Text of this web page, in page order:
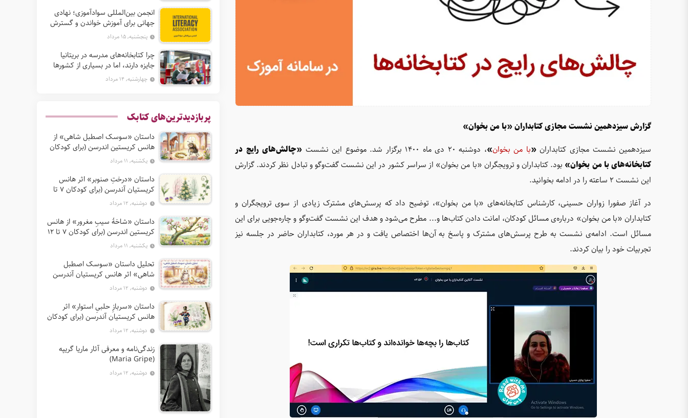
گزارش سیزدهمین نشست مجازی کتابداران «با من بخوان»
سیزدهمین نشست مجازی کتابداران«با من بخوان»، دوشنبه 20 دی ماه 1400 برگزار شد. موضوع این نشست
«چالش‌های رایج در
کتابخانه‌های با من بخوان» بود. کتابداران و ترویجگران «با من بخوان» از سراسر کشور در این نشست گفت‌وگو و تبادل نظر کردند. گزارش
این نشست 2 ساعته را در ادامه بخوانید.
در آغاز صفورا زواران حسینی، کارشناس کتابخانه‌های «با من بخوان»، توضیح داد که پرسش‌های مشترک زیادی از سوی ترویجگران و
کتابداران «با من بخوان» درباره‌ی مسائل کودکان، امانت دادن کتاب‌ها و... مطرح می‌شود و هدف این نشست گفت‌وگو و چاره‌جویی برای این
مسائل است. ادامه‌ی نشست به طرح پرسش‌های مشترک و پاسخ به آن‌ها اختصاص یافت و در هر مورد، کتابداران حاضر در جلسه نیز
تجربیات خود را بیان کردند.
انجمن بین‌المللی سوادآموزی؛ نهادی
جهانی برای آموزش خواندن و گسترش
حق سواد
پنجشنبه, ۱۵ مرداد
چرا کتابخانه‌های مدرسه در بریتانیا
جایزه دارند، اما در بسیاری از کشورها
نه؟چهارشنبه, ۱۴ مرداد
پربازدیدترین‌های کتابک
داستان «سوسک اصطبل شاهی» از
هانس کریستین اندرسن (برای کودکان
7 تا 12 سال) یکشنبه, ۱۱ مرداد
داستان «درختِ صنوبر» اثر هانس
کریستیان آندرسن (برای کودکان 7 تا
12 سال) دوشنبه, ۱۲ مرداد
داستان «شاخهٔ سیبِ مغرور» از هانس
کریستین اندرسن (برای کودکان 7 تا 12
سال)یکشنبه, ۱۱ مرداد
تحلیل داستان «سوسک اصطبل
شاهی» اثر هانس کریستیان آندرسن
دوشنبه, ۱۲ مرداد
داستان «سربازِ حلبیِ استوار» اثر
هانس کریستیان آندرسن (برای کودکان
7 تا 12 سال) دوشنبه, ۱۲ مرداد
زندگی‌نامه و معرفی آثار ماریا گریپه
(Maria Gripe)
دوشنبه, ۱۲ مرداد